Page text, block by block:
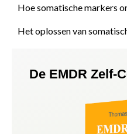
Hoe somatische markers
Het oplossen van
De EMDR Zelf-